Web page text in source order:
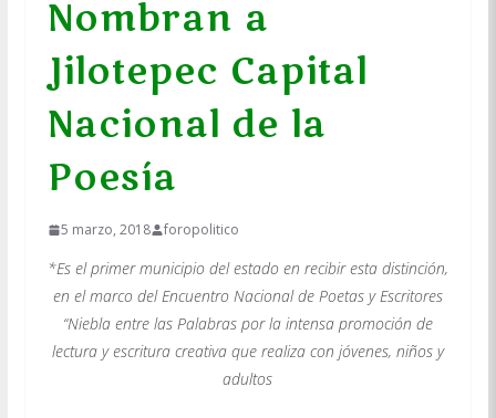
Nombran a
Jilotepec Capital
Nacional de la
Poesía
5 marzo, 2018 foropolitico
*Es el primer municipio del estado en recibir esta distinción,
en el marco del Encuentro Nacional de Poetas y Escritores
“Niebla entre las Palabras por la intensa promoción de
lectura y escritura creativa que realiza con jóvenes, niños y
adultos